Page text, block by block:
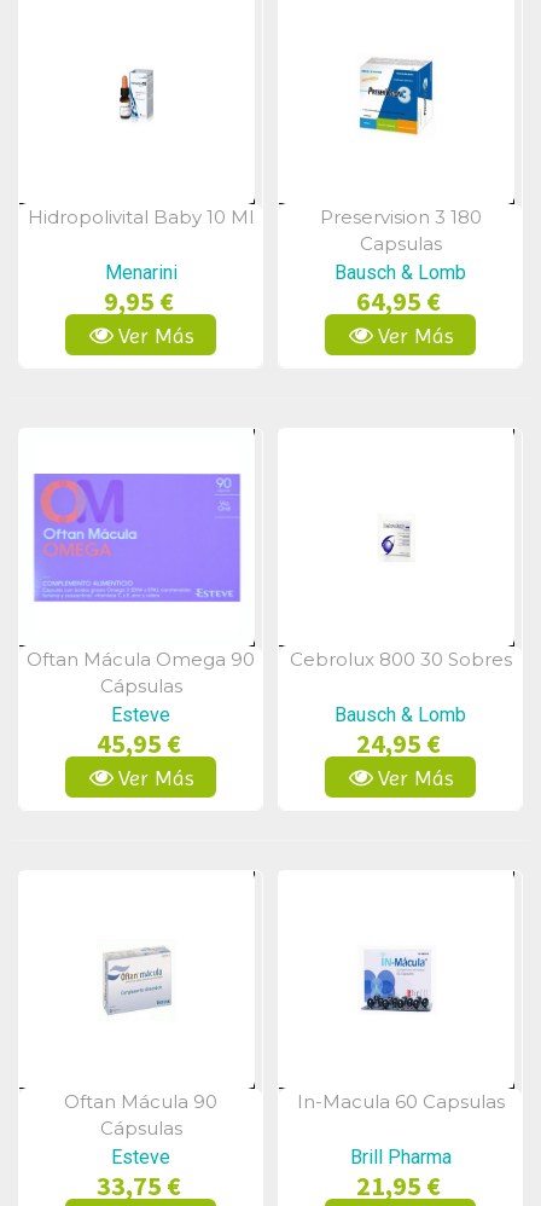
Vista Rápida
Hidropolivital Baby 10 Ml
Menarini
9,95 €
Ver Más
Vista Rápida
Preservision 3 180
Capsulas
Bausch & Lomb
64,95 €
Ver Más
Vista Rápida
Oftan Mácula Omega 90
Cápsulas
Esteve
45,95 €
Ver Más
Vista Rápida
Cebrolux 800 30 Sobres
Bausch & Lomb
24,95 €
Ver Más
Vista Rápida
Oftan Mácula 90
Cápsulas
Esteve
33,75 €
Vista Rápida
In-Macula 60 Capsulas
Brill Pharma
21,95 €